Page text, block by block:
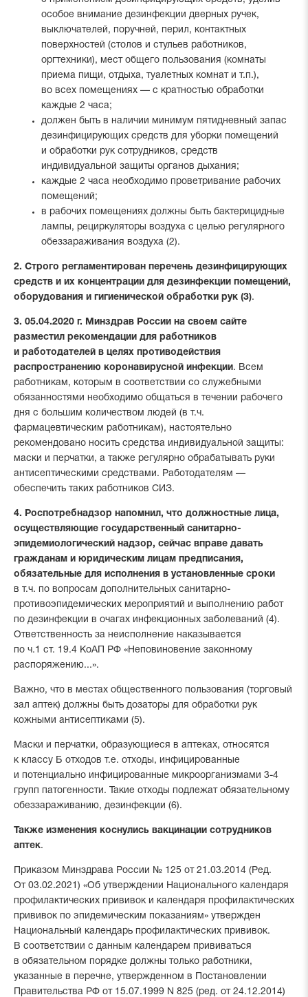
особое внимание дезинфекции дверных ручек,
выключателей, поручней, перил, контактных
поверхностей (столов и стульев работников,
оргтехники), мест общего пользования (комнаты
приема пищи, отдыха, туалетных комнат и т.п.),
во всех помещениях — с кратностью обработки
каждые 2 часа;
должен быть в наличии минимум пятидневный запас
дезинфицирующих средств для уборки помещений
и обработки рук сотрудников, средств
индивидуальной защиты органов дыхания;
каждые 2 часа необходимо проветривание рабочих
помещений;
в рабочих помещениях должны быть бактерицидные
лампы, рециркуляторы воздуха с целью регулярного
обеззараживания воздуха (2).
2. Строго регламентирован перечень дезинфицирующих
средств и их концентрации для дезинфекции помещений,
оборудования и гигиенической обработки рук (3).
3. 05.04.2020 г. Минздрав России на своем сайте
разместил рекомендации для работников
и работодателей в целях противодействия
распространению коронавирусной инфекции. Всем
работникам, которым в соответствии со служебными
обязанностями необходимо общаться в течении рабочего
дня с большим количеством людей (в т.ч.
фармацевтическим работникам), настоятельно
рекомендовано носить средства индивидуальной защиты:
маски и перчатки, а также регулярно обрабатывать руки
антисептическими средствами. Работодателям —
обеспечить таких работников СИЗ.
4. Роспотребнадзор напомнил, что должностные лица,
осуществляющие государственный санитарно-
эпидемиологический надзор, сейчас вправе давать
гражданам и юридическим лицам предписания,
обязательные для исполнения в установленные сроки
в т.ч. по вопросам дополнительных санитарно-
противоэпидемических мероприятий и выполнению работ
по дезинфекции в очагах инфекционных заболеваний (4).
Ответственность за неисполнение наказывается
по ч.1 ст. 19.4 КоАП РФ «Неповиновение законному
распоряжению...».
Важно, что в местах общественного пользования (торговый
зал аптек) должны быть дозаторы для обработки рук
кожными антисептиками (5).
Маски и перчатки, образующиеся в аптеках, относятся
к классу Б отходов т.е. отходы, инфицированные
и потенциально инфицированные микроорганизмами 3-4
групп патогенности. Такие отходы подлежат обязательному
обеззараживанию, дезинфекции (6).
Также изменения коснулись вакцинации сотрудников
аптек.
Приказом Минздрава России № 125 от 21.03.2014 (Ред.
От 03.02.2021) «Об утверждении Национального календаря
профилактических прививок и календаря профилактических
прививок по эпидемическим показаниям» утвержден
Национальный календарь профилактических прививок.
В соответствии с данным календарем прививаться
в обязательном порядке должны только работники,
указанные в перечне, утвержденном в Постановлении
Правительства РФ от 15.07.1999 N 825 (ред. от 24.12.2014)